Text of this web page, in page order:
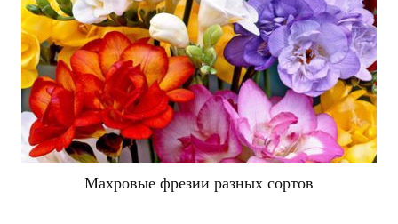
Махровые фрезии разных сортов